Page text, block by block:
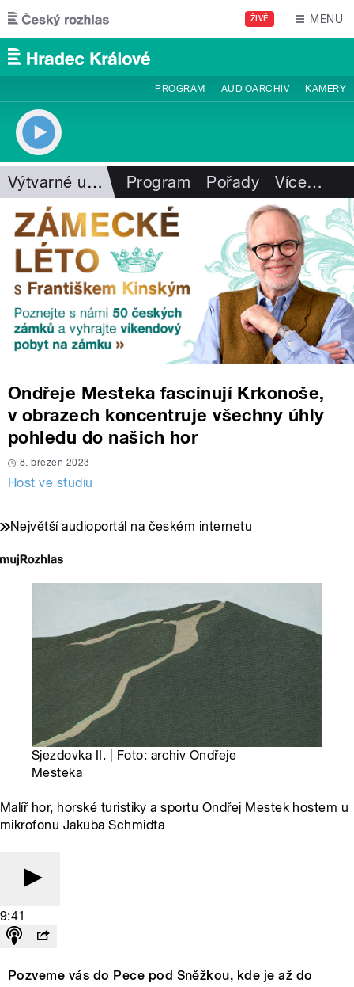
Přejít k hlavnímu obsahu
ŽIVĚ MENU
PROGRAM AUDIOARCHIV KAMERY
Výtvarné umění Program Pořady Více…
Ondřeje Mesteka fascinují Krkonoše,
v obrazech koncentruje všechny úhly
pohledu do našich hor
8. březen 2023
Host ve studiu
Největší audioportál na českém internetu
Sjezdovka II. | Foto: archiv Ondřeje
Mesteka
Malíř hor, horské turistiky a sportu Ondřej Mestek hostem u
mikrofonu Jakuba Schmidta
9:41
Pozveme vás do Pece pod Sněžkou, kde je až do